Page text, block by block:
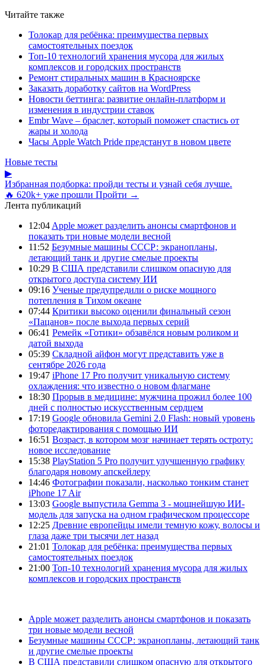
Читайте также
Толокар для ребёнка: преимущества первых
самостоятельных поездок
Топ-10 технологий хранения мусора для жилых
комплексов и городских пространств
Ремонт стиральных машин в Красноярске
Заказать доработку сайтов на WordPress
Новости беттинга: развитие онлайн-платформ и
изменения в индустрии ставок
Embr Wave – браслет, который поможет спастись от
жары и холода
Часы Apple Watch Pride предстанут в новом цвете
Новые тесты
▶
Избранная подборка: пройди тесты и узнай себя лучше.
🔥 620k+ уже прошли Пройти →
Лента публикаций
12:04 Apple может разделить анонсы смартфонов и
показать три новые модели весной
11:52 Безумные машины СССР: экранопланы,
летающий танк и другие смелые проекты
10:29 В США представили слишком опасную для
открытого доступа систему ИИ
09:16 Ученые предупредили о риске мощного
потепления в Тихом океане
07:44 Критики высоко оценили финальный сезон
«Пацанов» после выхода первых серий
06:41 Ремейк «Готики» обзавёлся новым роликом и
датой выхода
05:39 Складной айфон могут представить уже в
сентябре 2026 года
19:47 iPhone 17 Pro получит уникальную систему
охлаждения: что известно о новом флагмане
18:30 Прорыв в медицине: мужчина прожил более 100
дней с полностью искусственным сердцем
17:19 Google обновила Gemini 2.0 Flash: новый уровень
фоторедактирования с помощью ИИ
16:51 Возраст, в котором мозг начинает терять остроту:
новое исследование
15:38 PlayStation 5 Pro получит улучшенную графику
благодаря новому апскейлеру
14:46 Фотографии показали, насколько тонким станет
iPhone 17 Air
13:03 Google выпустила Gemma 3 - мощнейшую ИИ-
модель для запуска на одном графическом процессоре
12:25 Древние европейцы имели темную кожу, волосы и
глаза даже три тысячи лет назад
21:01 Толокар для ребёнка: преимущества первых
самостоятельных поездок
21:00 Топ-10 технологий хранения мусора для жилых
комплексов и городских пространств
Apple может разделить анонсы смартфонов и показать
три новые модели весной
Безумные машины СССР: экранопланы, летающий танк
и другие смелые проекты
В США представили слишком опасную для открытого